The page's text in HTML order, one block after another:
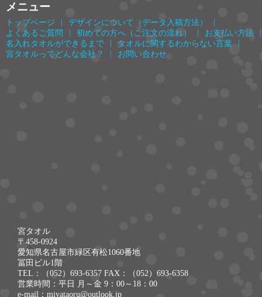
メニュー
トップページ デザインについて（データ入稿方法）
よくあるご質問
初めての方へ（ご注文の流れ） お支払い方法
名入れタオルができるまで
タオルに関するわからない言葉
宮タオルってどんな会社？
お問い合わせ
宮タオル
〒458-0924
愛知県名古屋市緑区有松1060番地
冨田ビル1階
TEL：（052）693-6357 FAX：（052）693-6358
営業時間：平日 月～金 9：00～18：00
e-mail：miyataoru@outlook.jp